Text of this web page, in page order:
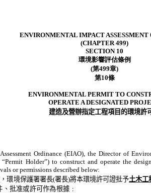
ENVIRONMENTAL IMPACT ASSESSMENT
(CHAPTER 499)
SECTION 10
環境影響評估條例
(第499章)
第10條
ENVIRONMENTAL PERMIT TO
OPERATE A DESIGNATED
建造及營辦指定工程項目的環境許
Ordinance (EIAO), the Director of
“Permit Holder”) to construct and operate the
or permissions described below:
環境保護署署長(署長)將本環境許可證批予土木工
、批准或許可作為根據 ﹕